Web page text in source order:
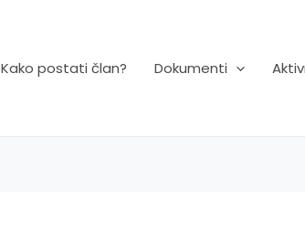
Kako postati član? Dokumenti